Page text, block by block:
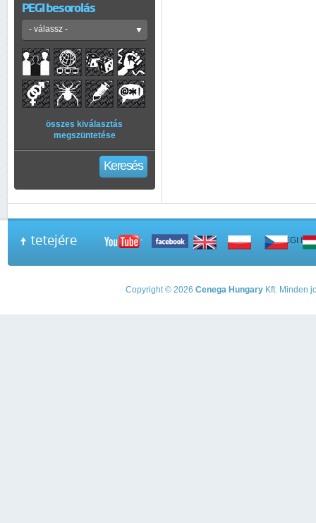
PEGI besorolás
összes kiválasztás
megszüntetése
Keresés
tetejére A PEGI
Copyright © 2026 Cenega Hungary Kft. Minden